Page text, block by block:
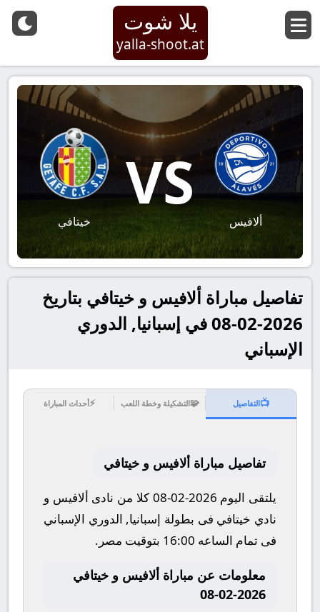
يلا شوت
yalla-shoot.at
ألافيس
VS
خيتافي
تفاصيل مباراة ألافيس و خيتافي بتاريخ
2026-02-08 في إسبانيا, الدوري
الإسباني
📺التفاصيل 🧩التشكيلة وخطة اللعب ⚡أحداث المباراة
تفاصيل مباراة ألافيس و خيتافي
يلتقى اليوم 2026-02-08 كلا من نادى ألافيس و
نادي خيتافي فى بطولة إسبانيا, الدوري الإسباني
فى تمام الساعه 16:00 بتوقيت مصر.
معلومات عن مباراة ألافيس و خيتافي
2026-02-08